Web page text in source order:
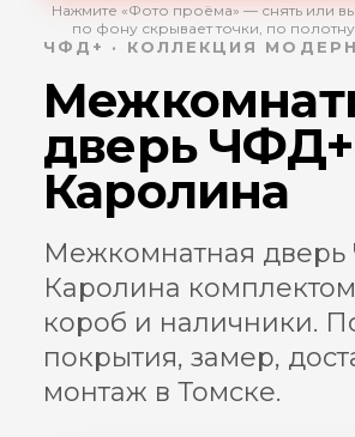
Нажмите «Фото проёма» — снять или
по фону скрывает точки, по
ЧФД+ · КОЛЛЕКЦИЯ МОДЕРН
дверь ЧФД+
Каролина
Межкомнатная
Каролина
короб и наличники.
покрытия, замер,
монтаж в Томске.